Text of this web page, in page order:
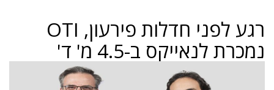
רגע לפני חדלות פירעון, OTI
נמכרת לנאייקס ב-4.5 מ' ד'